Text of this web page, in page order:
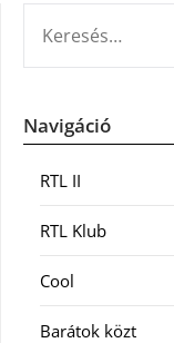
Navigáció
RTL II
RTL Klub
Cool
Barátok közt